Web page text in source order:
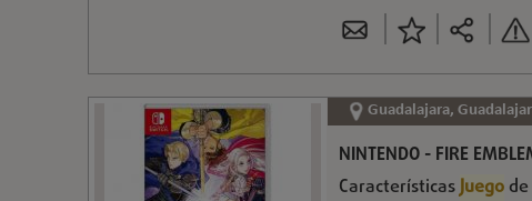
Guadalajara,
NINTENDO - FIRE
CaracterísticasJuego